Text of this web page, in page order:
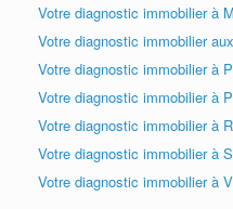
Votre diagnostic immobilier à
Votre diagnostic immobilier
Votre diagnostic immobilier à
Votre diagnostic immobilier à
Votre diagnostic immobilier à
Votre diagnostic immobilier à
Votre diagnostic immobilier à